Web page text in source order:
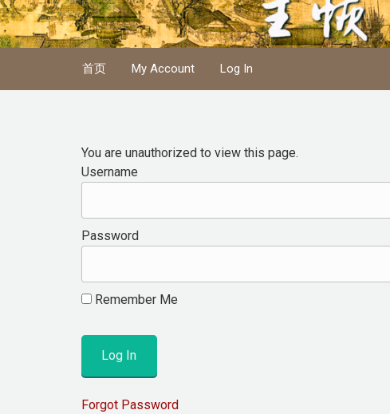
Skip to main content
首页 My Account Log In
You are unauthorized to view this page.
Username
Password
Remember Me
Forgot Password